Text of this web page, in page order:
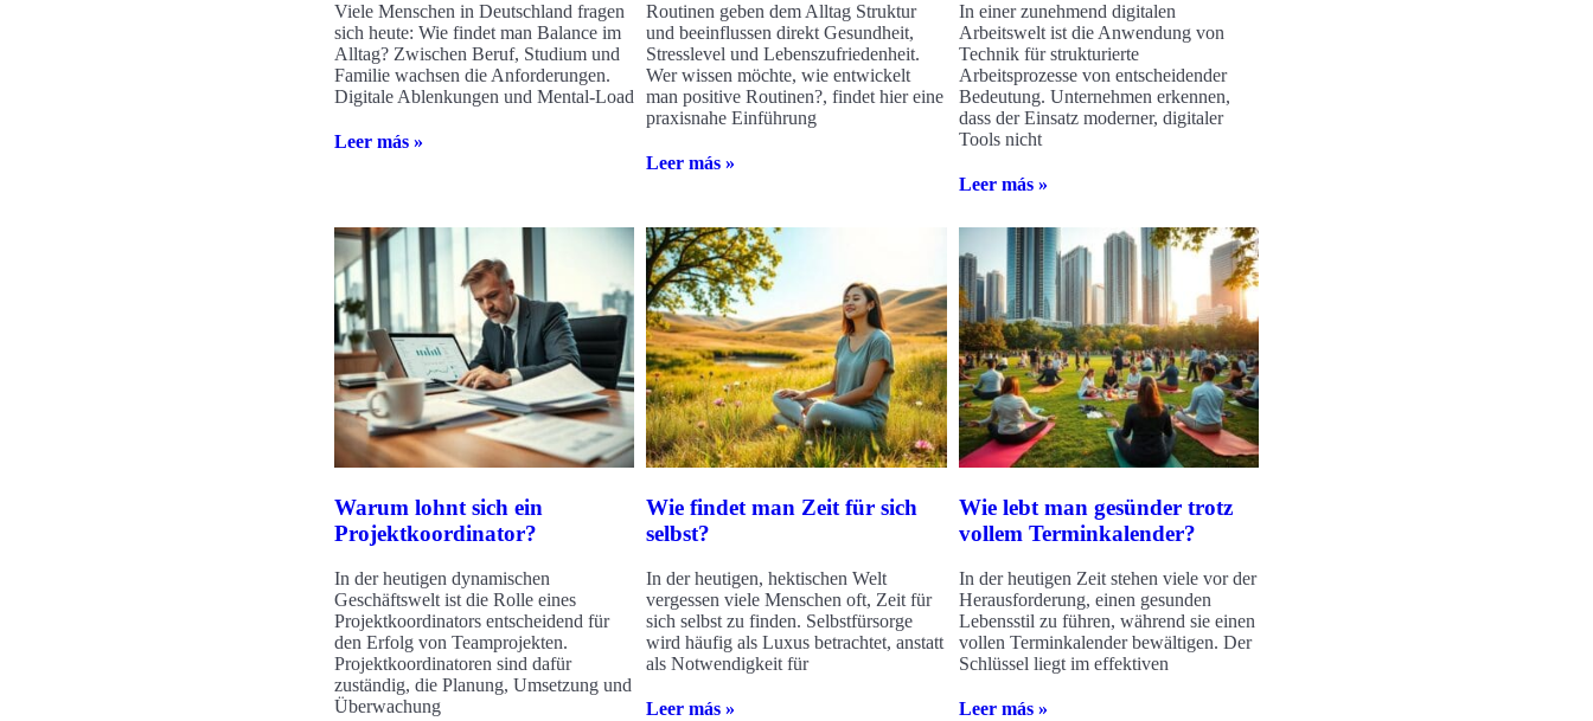
Viele Menschen in Deutschland fragen
sich heute: Wie findet man Balance im
Alltag? Zwischen Beruf, Studium und
Familie wachsen die Anforderungen.
Digitale Ablenkungen und Mental-Load
Leer más »
Routinen geben dem Alltag Struktur
und beeinflussen direkt Gesundheit,
Stresslevel und Lebenszufriedenheit.
Wer wissen möchte, wie entwickelt
man positive Routinen?, findet hier eine
praxisnahe Einführung
Leer más »
In einer zunehmend digitalen
Arbeitswelt ist die Anwendung von
Technik für strukturierte
Arbeitsprozesse von entscheidender
Bedeutung. Unternehmen erkennen,
dass der Einsatz moderner, digitaler
Tools nicht
Leer más »
Warum lohnt sich ein
Projektkoordinator?
In der heutigen dynamischen
Geschäftswelt ist die Rolle eines
Projektkoordinators entscheidend für
den Erfolg von Teamprojekten.
Projektkoordinatoren sind dafür
zuständig, die Planung, Umsetzung und
Überwachung
Wie findet man Zeit für sich
selbst?
In der heutigen, hektischen Welt
vergessen viele Menschen oft, Zeit für
sich selbst zu finden. Selbstfürsorge
wird häufig als Luxus betrachtet, anstatt
als Notwendigkeit für
Leer más »
Wie lebt man gesünder trotz
vollem Terminkalender?
In der heutigen Zeit stehen viele vor der
Herausforderung, einen gesunden
Lebensstil zu führen, während sie einen
vollen Terminkalender bewältigen. Der
Schlüssel liegt im effektiven
Leer más »